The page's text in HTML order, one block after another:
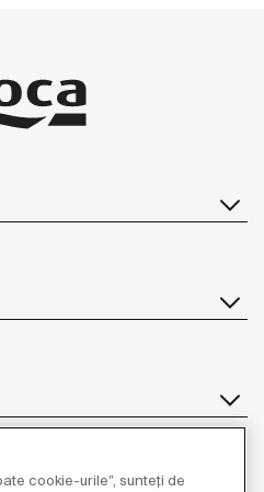
cookie-urile”, sunteți de